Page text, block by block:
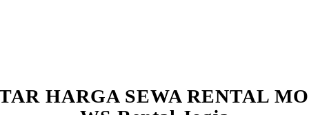
HARGA SEWA RENTAL